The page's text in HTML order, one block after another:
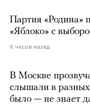
Партия «Родина»
«Яблоко» с
6 часов назад
В Москве
слышали в разных
было — не знает